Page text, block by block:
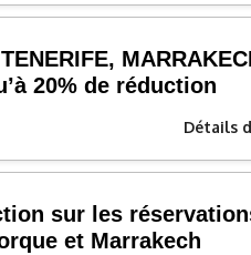
20% de réduction
Détails
sur les
et Marrakech